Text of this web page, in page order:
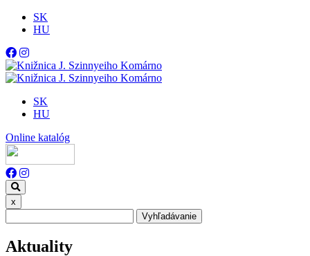
SK
HU
SK
HU
Online katalóg
x
Vyhľadávanie
Aktuality